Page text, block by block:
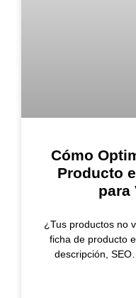
Cómo
Producto
para
¿Tus productos no
ficha de producto
descripción,